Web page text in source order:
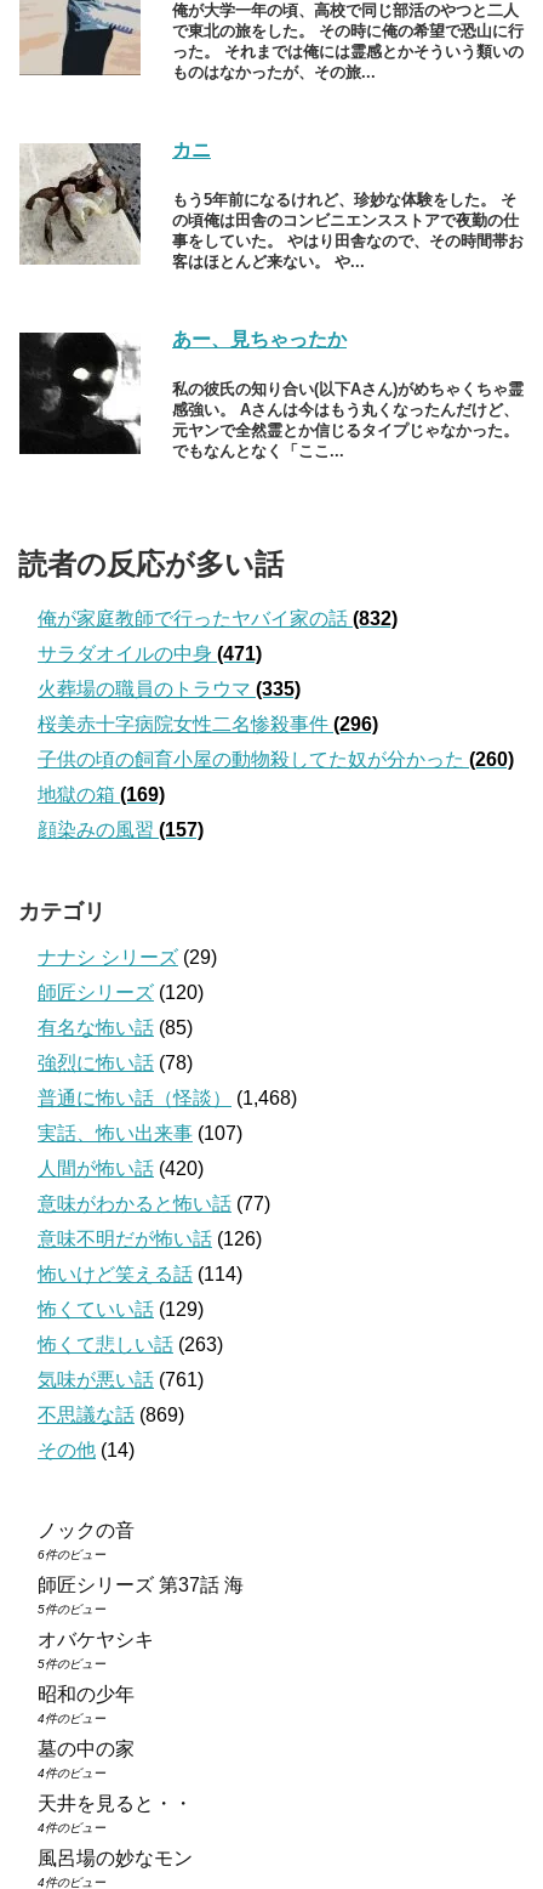
俺が大学一年の頃、高校で同じ部活のやつと二人
で東北の旅をした。 その時に俺の希望で恐山に行
った。 それまでは俺には霊感とかそういう類いの
ものはなかったが、その旅...
カニ
もう5年前になるけれど、珍妙な体験をした。 そ
の頃俺は田舎のコンビニエンスストアで夜勤の仕
事をしていた。 やはり田舎なので、その時間帯お
客はほとんど来ない。 や...
あー、見ちゃったか
私の彼氏の知り合い(以下Aさん)がめちゃくちゃ霊
感強い。 Aさんは今はもう丸くなったんだけど、
元ヤンで全然霊とか信じるタイプじゃなかった。
でもなんとなく「ここ...
読者の反応が多い話
俺が家庭教師で行ったヤバイ家の話 (832)
サラダオイルの中身 (471)
火葬場の職員のトラウマ (335)
桜美赤十字病院女性二名惨殺事件 (296)
子供の頃の飼育小屋の動物殺してた奴が分かった (260)
地獄の箱 (169)
顔染みの風習 (157)
カテゴリ
ナナシ シリーズ (29)
師匠シリーズ (120)
有名な怖い話 (85)
強烈に怖い話 (78)
普通に怖い話（怪談）
(1,468)
実話、怖い出来事 (107)
人間が怖い話 (420)
意味がわかると怖い話 (77)
意味不明だが怖い話 (126)
怖いけど笑える話 (114)
怖くていい話 (129)
怖くて悲しい話 (263)
気味が悪い話 (761)
不思議な話 (869)
その他 (14)
ノックの音
6件のビュー
師匠シリーズ 第37話 海
5件のビュー
オバケヤシキ
5件のビュー
昭和の少年
4件のビュー
墓の中の家
4件のビュー
天井を見ると・・
4件のビュー
風呂場の妙なモン
4件のビュー